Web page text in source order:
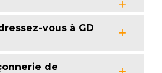
vous à GD
de